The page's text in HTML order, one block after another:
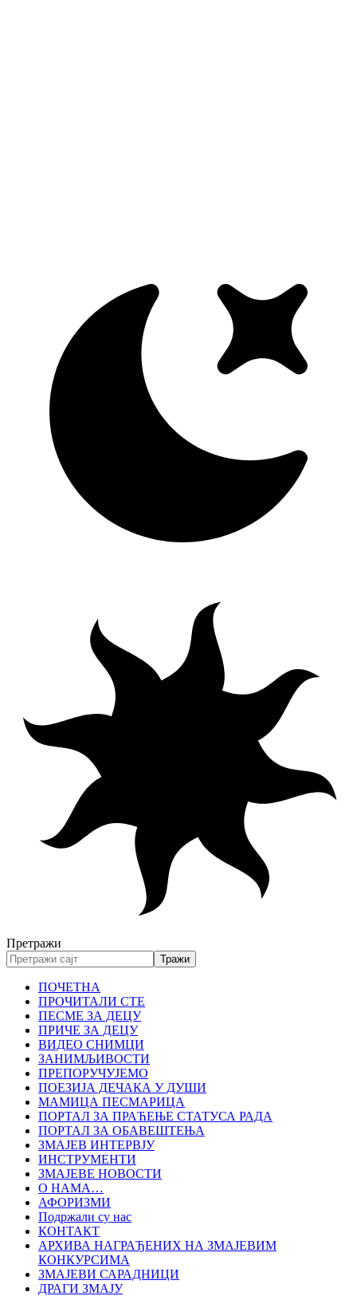
Претражи
ПОЧЕТНА
ПРОЧИТАЛИ СТЕ
ПЕСМЕ ЗА ДЕЦУ
ПРИЧЕ ЗА ДЕЦУ
ВИДЕО СНИМЦИ
ЗАНИМЉИВОСТИ
ПРЕПОРУЧУЈЕМО
ПОЕЗИЈА ДЕЧАКА У ДУШИ
МАМИЦА ПЕСМАРИЦА
ПОРТАЛ ЗА ПРАЋЕЊЕ СТАТУСА РАДА
ПОРТАЛ ЗА ОБАВЕШТЕЊА
ЗМАЈЕВ ИНТЕРВЈУ
ИНСТРУМЕНТИ
ЗМАЈЕВЕ НОВОСТИ
О НАМА…
АФОРИЗМИ
Подржали су нас
КОНТАКТ
АРХИВА НАГРАЂЕНИХ НА ЗМАЈЕВИМ
КОНКУРСИМА
ЗМАЈЕВИ САРАДНИЦИ
ДРАГИ ЗМАЈУ